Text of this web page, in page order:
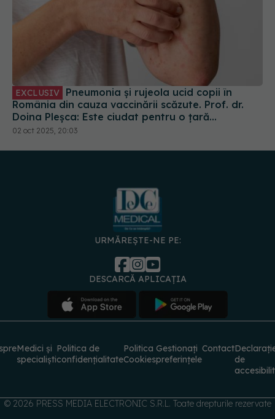
EXCLUSIV
România din cauza vaccinării scăzute. Prof. dr.
Doina Pleșca: Este ciudat pentru o țară
europeană
02 oct 2025, 20:03
URMĂREȘTE-NE PE:
DESCARCĂ APLICAȚIA
Medici și
specialiști
Politica de
confidențialitate
Politica
Cookies
Gestionați
preferințele
Contact
de
© 2026 PRESS MEDIA ELECTRONIC S.R.L. Toate drepturile rezervate